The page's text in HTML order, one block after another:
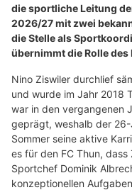
die sportliche Leitung
2026/27 mit zwei
die Stelle als
übernimmt die Rolle des
Nino Ziswiler durchlief
und wurde im Jahr 2018
war in den vergangenen
geprägt, weshalb der
Sommer seine aktive
es für den FC Thun,
Sportchef Dominik
konzeptionellen